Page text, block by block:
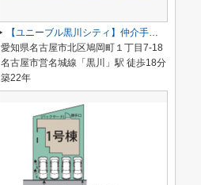
【ユニーブル黒川シティ】仲介手数料無料！城北小学校・北陵中学校
愛知県名古屋市北区鳩岡町１丁目7-18
名古屋市営名城線「黒川」駅 徒歩18分
築22年